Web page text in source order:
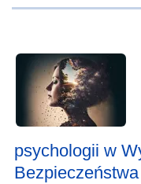
psychologii w